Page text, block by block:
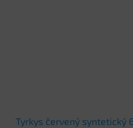
Tyrkys červený syntetický